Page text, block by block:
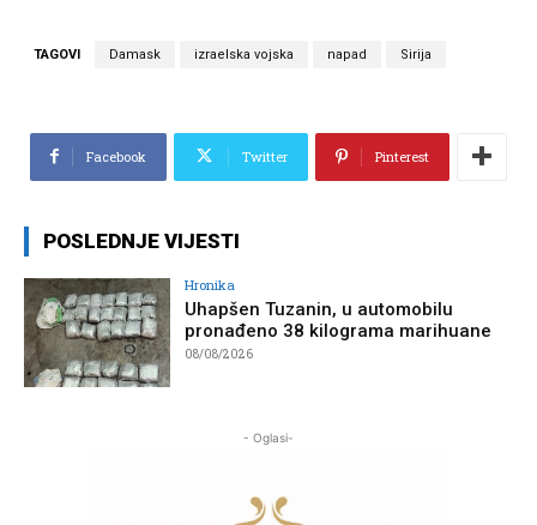
TAGOVI Damask izraelska vojska napad Sirija
Facebook Twitter Pinterest
POSLEDNJE VIJESTI
Hronika
Uhapšen Tuzanin, u automobilu
pronađeno 38 kilograma marihuane
08/08/2026
- Oglasi-